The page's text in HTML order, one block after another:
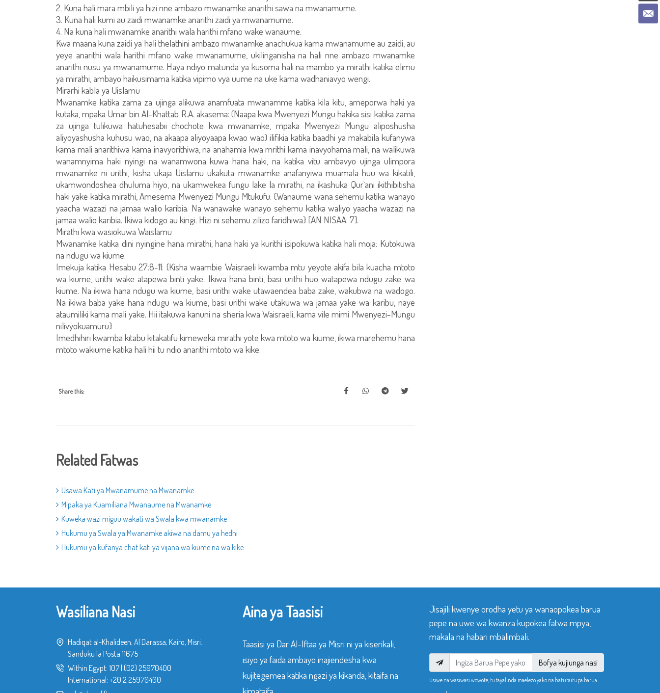
2. Kuna hali mara mbili ya hizi nne ambazo mwanamke anarithi sawa na mwanamume.
3. Kuna hali kumi au zaidi mwanamke anarithi zaidi ya mwanamume.
4. Na kuna hali mwanamke anarithi wala harithi mfano wake wanaume.
Kwa maana kuna zaidi ya hali thelathini ambazo mwanamke anachukua kama mwanamume au zaidi, au
yeye anarithi wala harithi mfano wake mwanamume, ukilinganisha na hali nne ambazo mwanamke
anarithi nusu ya mwanamume. Haya ndiyo matunda ya kusoma hali na mambo ya mirathi katika elimu
ya mirathi, ambayo haikusimama katika vipimo vya uume na uke kama wadhaniavyo wengi.
Mirarhi kabla ya Uislamu
Mwanamke katika zama za ujinga alikuwa anamfuata mwanamme katika kila kitu, ameporwa haki ya
kutaka, mpaka Umar bin Al-Khattab R.A. akasema: (Naapa kwa Mwenyezi Mungu hakika sisi katika zama
za ujinga tulikuwa hatuhesabii chochote kwa mwanamke, mpaka Mwenyezi Mungu aliposhusha
aliyoyashusha kuhusu wao, na akaapa aliyoyaapa kwao wao) ilifikia katika baadhi ya makabila kufanywa
kama mali anarithiwa kama inavyorithiwa, na anahamia kwa mrithi kama inavyohama mali, na walikuwa
wanamnyima haki nyingi na wanamwona kuwa hana haki, na katika vitu ambavyo ujinga ulimpora
mwanamke ni urithi, kisha ukaja Uislamu ukakuta mwanamke anafanyiwa muamala huu wa kikatili,
ukamwondoshea dhuluma hiyo, na ukamwekea fungu lake la mirathi, na ikashuka Qur`ani ikithibitisha
haki yake katika mirathi, Amesema Mwenyezi Mungu Mtukufu: {Wanaume wana sehemu katika wanayo
yaacha wazazi na jamaa walio karibia. Na wanawake wanayo sehemu katika waliyo yaacha wazazi na
jamaa walio karibia. Ikiwa kidogo au kingi. Hizi ni sehemu zilizo faridhiwa} [AN NISAA: 7].
Mirathi kwa wasiokuwa Waislamu
Mwanamke katika dini nyingine hana mirathi, hana haki ya kurithi isipokuwa katika hali moja: Kutokuwa
na ndugu wa kiume.
Imekuja katika Hesabu 27:8-11: {Kisha waambie Waisraeli kwamba mtu yeyote akifa bila kuacha mtoto
wa kiume, urithi wake atapewa binti yake. Ikiwa hana binti, basi urithi huo watapewa ndugu zake wa
kiume. Na ikiwa hana ndugu wa kiume, basi urithi wake utawaendea baba zake, wakubwa na wadogo.
Na ikiwa baba yake hana ndugu wa kiume, basi urithi wake utakuwa wa jamaa yake wa karibu, naye
ataumiliki kama mali yake. Hii itakuwa kanuni na sheria kwa Waisraeli, kama vile mimi Mwenyezi-Mungu
nilivyokuamuru}
Imedhihiri kwamba kitabu kitakatifu kimeweka mirathi yote kwa mtoto wa kiume, ikiwa marehemu hana
mtoto wakiume katika hali hii tu ndio anarithi mtoto wa kike.
Share this:
Related Fatwas
Usawa Kati ya Mwanamume na Mwanamke
Mipaka ya Kuamiliana Mwanaume na Mwanamke
Kuweka wazi miguu wakati wa Swala kwa mwanamke
Hukumu ya Swala ya Mwanamke akiwa na damu ya hedhi
Hukumu ya kufanya chat kati ya vijana wa kiume na wa kike
Wasiliana Nasi
Hadiqat al-Khalideen, Al Darassa, Kairo, Misri.
Sanduku la Posta 11675
Within Egypt: 107 (02) 25970400
International: +20 2 25970400
Aina ya Taasisi
Taasisi ya Dar Al-Iftaa ya Misri ni ya kiserikali,
isiyo ya faida ambayo inajiendesha kwa
kujitegemea katika ngazi ya kikanda, kitaifa na
Jisajili kwenye orodha yetu ya wanaopokea barua
pepe na uwe wa kwanza kupokea fatwa mpya,
makala na habari mbalimbali.
Bofya kujiunga nasi
Usiwe na wasiwasi wowote, tutayalinda maelezo yako na hatutaitupa barua